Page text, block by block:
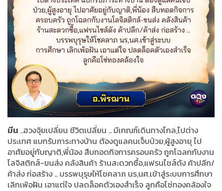
มีน ..ฮวงจุ้ยเปลี่ยน ชีวิตเปลี่ยน .. มีเกณฑ์เดินทางไกล,ไปต่าง
ประเทศ แบกรับภาระทางบ้าน ต้องดูแลคนเจ็บป่วย,ผู้สูงอายุ ไป
อาศัยอยู่กับญาติ,พี่น้อง สืบทอดกิจการครอบครัว ถูกโฉลกกับงาน
โลจิสติกส์-ขนส่ง คลังสินค้า ร้านสะดวกซื้อ,แฟรนไชส์ดัง ค้าปลีก/
ค้าส่ง ก่อสร้าง .. บรรพบุรุษให้โชคลาภ นร,นศ.เข้าสู่ระบบการศึกษา
เลิกเพ้อฝัน เอาแต่ใจ ปลดล็อคตัวเองสำเร็จ ลูกคือโซ่ทองคล้องใจ